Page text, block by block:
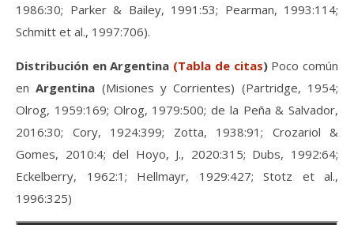
1986:30; Parker & Bailey, 1991:53; Pearman, 1993:114;
Schmitt et al., 1997:706).
Distribución en Argentina (Tabla de citas) Poco común
enArgentina (Misiones y Corrientes) (Partridge, 1954;
Olrog, 1959:169; Olrog, 1979:500; de la Peña & Salvador,
2016:30; Cory, 1924:399; Zotta, 1938:91; Crozariol &
Gomes, 2010:4; del Hoyo, J., 2020:315; Dubs, 1992:64;
Eckelberry, 1962:1; Hellmayr, 1929:427; Stotz et al.,
1996:325)